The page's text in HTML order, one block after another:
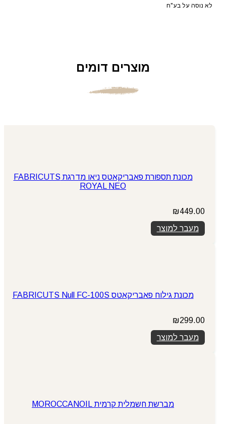
לא נוסה על בע"ח
מוצרים דומים
מכונת תספורת פאבריקאטס ניאו מדרגת FABRICUTS
ROYAL NEO
₪449.00
מעבר למוצר
מכונת גילוח פאבריקאטס FABRICUTS Null FC-100S
₪299.00
מעבר למוצר
מברשת חשמלית קרמית MOROCCANOIL